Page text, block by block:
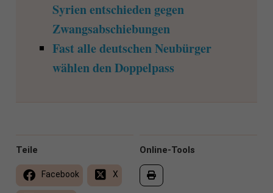
Syrien entschieden gegen
Zwangsabschiebungen
Fast alle deutschen Neubürger
wählen den Doppelpass
Online-Tools
Teile
Facebook X